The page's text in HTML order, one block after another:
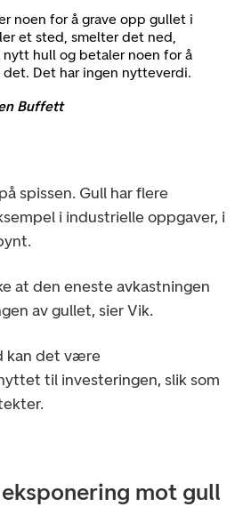
noen for å grave opp gullet i
et sted, smelter det ned,
nytt hull og betaler noen for å
det. Det har ingen nytteverdi.
Buffett
spissen. Gull har flere
i industrielle oppgaver, i
at den eneste avkastningen
av gullet, sier Vik.
kan det være
til investeringen, slik som
mot gull